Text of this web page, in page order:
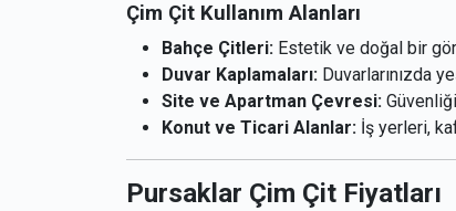
Çim Çit Kullanım Alanları
Bahçe Çitleri: Estetik ve doğal bir
Duvar Kaplamaları: Duvarlarınızda
Site ve Apartman Çevresi:
Konut ve Ticari Alanlar: İş yerleri,
Pursaklar Çim Çit Fiyatları